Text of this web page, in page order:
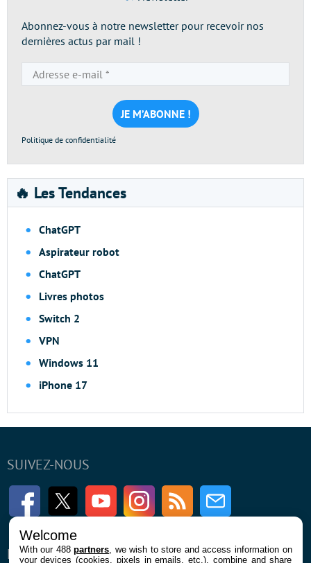
Abonnez-vous à notre newsletter pour recevoir nos
dernières actus par mail !
e-
mail
*
Politique de confidentialité
🔥 Les Tendances
ChatGPT
Aspirateur robot
ChatGPT
Livres photos
Switch 2
VPN
Windows 11
iPhone 17
SUIVEZ-NOUS
FacebookTwitter Youtube InstagramRSS Newsletter
ENTREPRISE À PROPOS
Welcome
With our 488partners , we wish to store and access information on
your devices (cookies, pixels in emails, etc.), combine and share